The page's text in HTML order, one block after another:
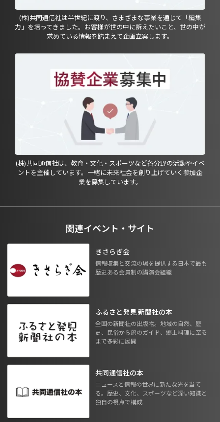
(株)共同通信社は半世紀に渡り、さまざまな事業を通じて「編集
力」を培ってきました。お客様が世の中に訴えたいこと、世の中が
求めている情報を踏まえて企画立案します。
(株)共同通信社は、教育・文化・スポーツなど各分野の活動やイベ
ントを主催しています。一緒に未来社会を創り上げていく参加企
業を募集しています。
関連イベント・サイト
きさらぎ会
情報収集と交流の場を提供する日本で最も
歴史ある会員制の講演会組織
ふるさと発見 新聞社の本
全国の新聞社の出版物。地域の自然、歴
史、民俗から旅のガイド、郷土料理に至る
まで多彩に展開
共同通信社の本
ニュースと情報の世界に新たな光を当て
る。歴史、文化、スポーツなど深い知識と
独自の視点で構成